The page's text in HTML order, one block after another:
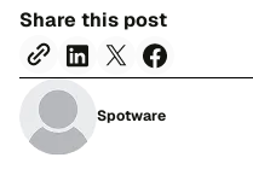
Share this post
Spotware